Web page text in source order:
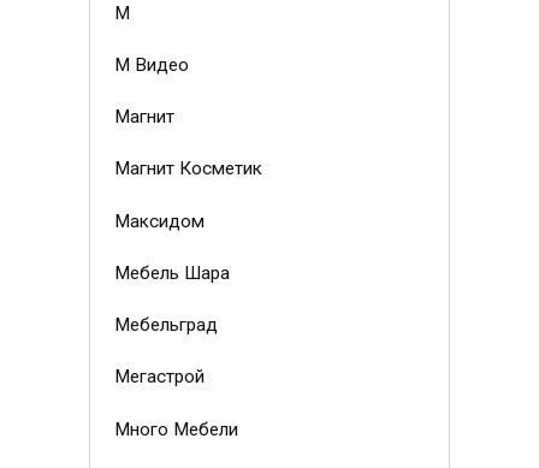
М
М Видео
Магнит
Магнит Косметик
Максидом
Мебель Шара
Мебельград
Мегастрой
Много Мебели